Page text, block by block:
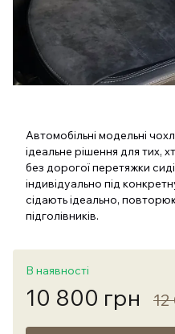
Автомобільні модельні
ідеальне рішення для тих,
без дорогої перетяжки
індивідуально під
сідають ідеально,
підголівників.
В наявності
10 800 грн 12